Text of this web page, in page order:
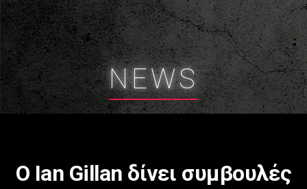
NEWS
Ο Ian Gillan δίνει συμβουλές